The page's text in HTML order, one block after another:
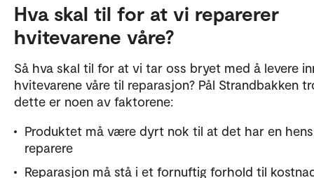
Hva skal til for at vi reparerer
hvitevarene våre?
Så hva skal til for at vi tar oss bryet med å levere
hvitevarene våre til reparasjon? Pål Strandbakken
dette er noen av faktorene:
Produktet må være dyrt nok til at det har en
reparere
Reparasjon må stå i et fornuftig forhold til